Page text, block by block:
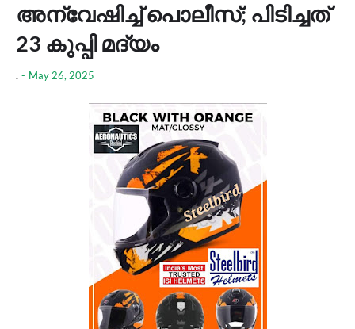
അന്വേഷിച്ച് പൊലീസ്; പിടിച്ചത്
23 കുപ്പി മദ്യം
. - May 26, 2025